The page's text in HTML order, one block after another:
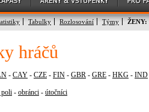
Tabulky Rozlosování Týmy ŽENY:
hráčů
- CAY - CZE - FIN - GBR - GRE - HKG - IND
poli - obránci - útočníci